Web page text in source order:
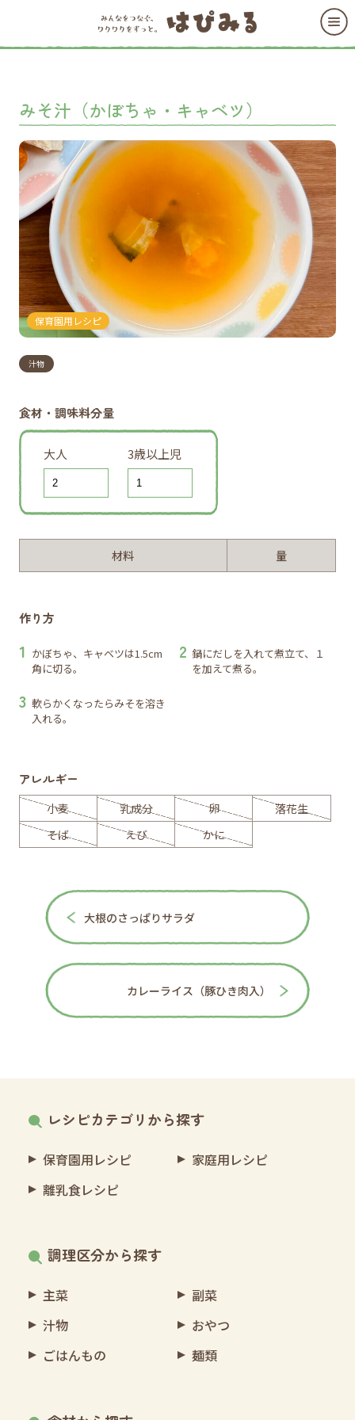
みそ汁（かぼちゃ・キャベツ）
保育園用レシピ
汁物
食材・調味料分量
大人 3歳以上児
材料 量
作り方
かぼちゃ、キャベツは1.5cm
角に切る。
鍋にだしを入れて煮立て、１
を加えて煮る。
軟らかくなったらみそを溶き
入れる。
アレルギー
小麦 乳成分 卵
落花生
そば
えび かに
大根のさっぱりサラダ
カレーライス（豚ひき肉入）
レシピカテゴリから探す
保育園用レシピ
家庭用レシピ
離乳食レシピ
調理区分から探す
主菜
副菜
汁物
おやつ
ごはんもの
麺類